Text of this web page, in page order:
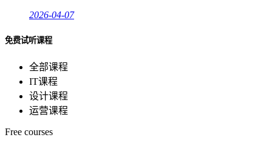
2026-04-07
免费试听课程
全部课程
IT课程
设计课程
运营课程
Free courses